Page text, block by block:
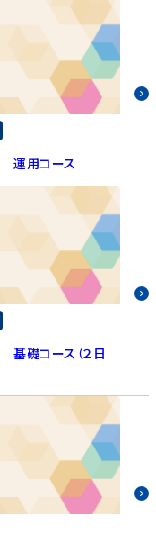
運用コース
礎コース（２日